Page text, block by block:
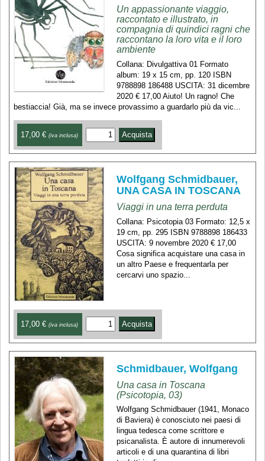
Un appassionante viaggio,
raccontato e illustrato, in
compagnia di quindici ragni che
raccontano la loro vita e il loro
ambiente
Collana: Divulgattiva 01 Formato
album: 19 x 15 cm, pp. 120 ISBN
9788898 186488 USCITA: 31 dicembre
2020 € 17,00 Aiuto! Un ragno! Che
bestiaccia! Già, ma se invece provassimo a guardarlo più da vic...
17,00 € (iva inclusa)
Wolfgang Schmidbauer,
UNA CASA IN TOSCANA
Viaggi in una terra perduta
Collana: Psicotopia 03 Formato: 12,5 x
19 cm, pp. 295 ISBN 9788898 186433
USCITA: 9 novembre 2020 € 17,00
Cosa significa acquistare una casa in
un altro Paese e frequentarla per
cercarvi uno spazio...
17,00 € (iva inclusa)
Schmidbauer, Wolfgang
Una casa in Toscana
(Psicotopia, 03)
Wolfgang Schmidbauer (1941, Monaco
di Baviera) è conosciuto nei paesi di
lingua tedesca come scrittore e
psicanalista. È autore di innumerevoli
articoli e di una quarantina di libri